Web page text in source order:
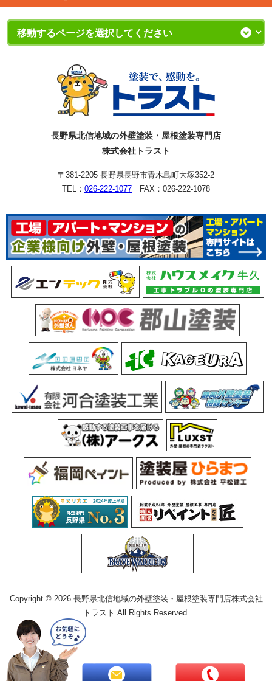
長野県北信地域の外壁塗装・屋根塗装専門店
株式会社トラスト
〒381-2205 長野県長野市青木島町大塚352-2
TEL： 026-222-1077 FAX：026-222-1078
Copyright © 2026 長野県北信地域の外壁塗装・屋根塗装専門店株式会社
トラスト.All Rights Reserved.